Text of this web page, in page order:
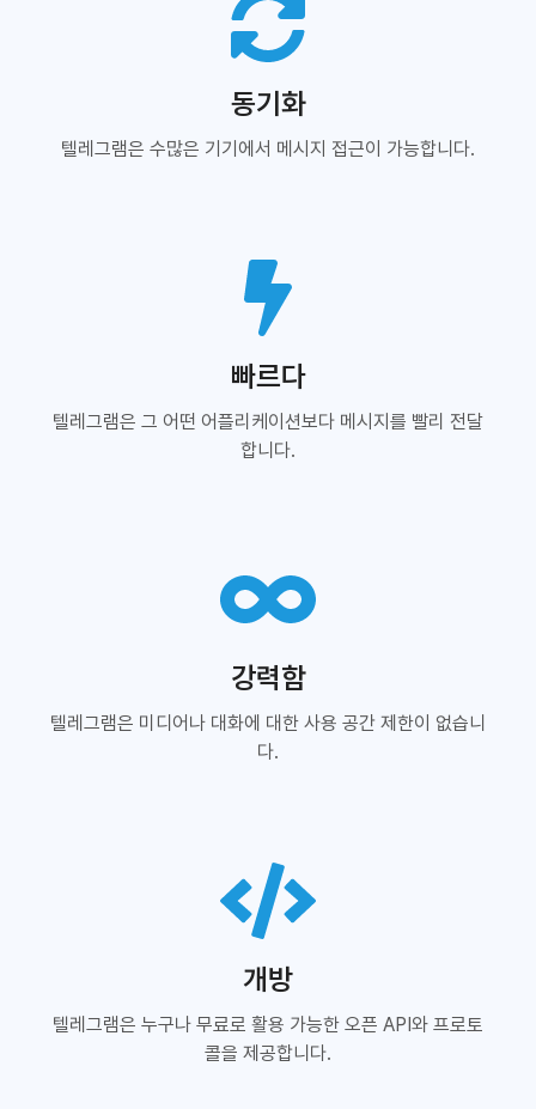
동기화
텔레그램은 수많은 기기에서 메시지 접근이 가능합니다.
빠르다
텔레그램은 그 어떤 어플리케이션보다 메시지를 빨리 전달
합니다.
강력함
텔레그램은 미디어나 대화에 대한 사용 공간 제한이 없습니
다.
개방
텔레그램은 누구나 무료로 활용 가능한 오픈 API와 프로토
콜을 제공합니다.